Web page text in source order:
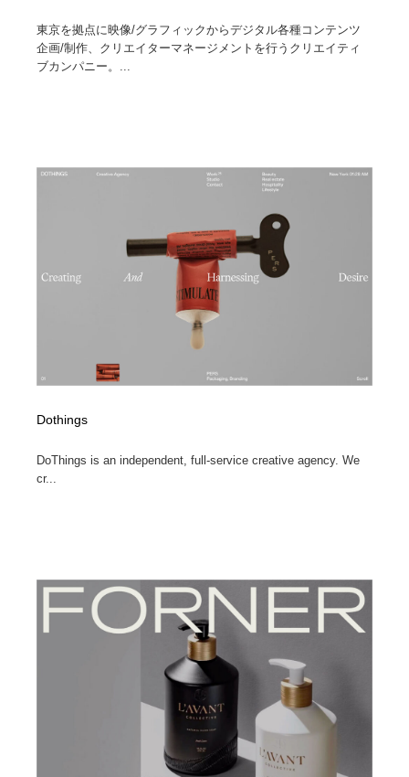
東京を拠点に映像/グラフィックからデジタル各種コンテンツ
企画/制作、クリエイターマネージメントを行うクリエイティ
ブカンパニー。...
Dothings
DoThings is an independent, full-service creative agency. We
cr...